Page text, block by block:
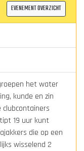
EVENEMENT OVERZICHT
het water
kunde en zin
clubcontainers
19 uur kunt
die op een
wisselend 2